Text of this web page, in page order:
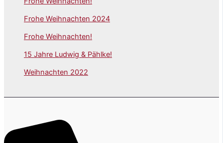
Frohe Weihnachten 2024
Frohe Weihnachten!
15 Jahre Ludwig & Pählke!
Weihnachten 2022